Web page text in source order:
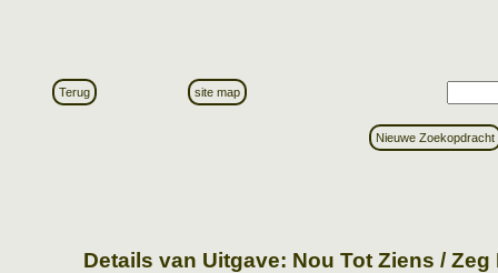
Terug site map
Nieuwe Zoekopdracht
Details van Uitgave: Nou Tot Ziens / Zeg